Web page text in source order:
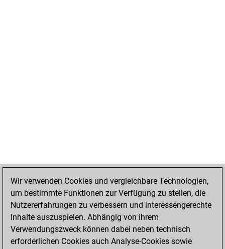
Wir verwenden Cookies und vergleichbare Technologien,
um bestimmte Funktionen zur Verfügung zu stellen, die
Nutzererfahrungen zu verbessern und interessengerechte
Inhalte auszuspielen. Abhängig von ihrem
Verwendungszweck können dabei neben technisch
erforderlichen Cookies auch Analyse-Cookies sowie